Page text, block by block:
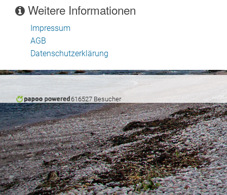
Weitere Informationen
Impressum
AGB
Datenschutzerklärung
616527 Besucher